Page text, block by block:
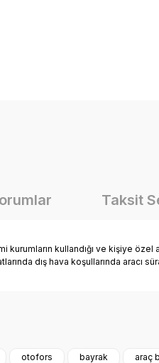
Taksit
kurumların kullandığı ve kişiye
dış hava koşullarında aracı
otofors bayrak araç